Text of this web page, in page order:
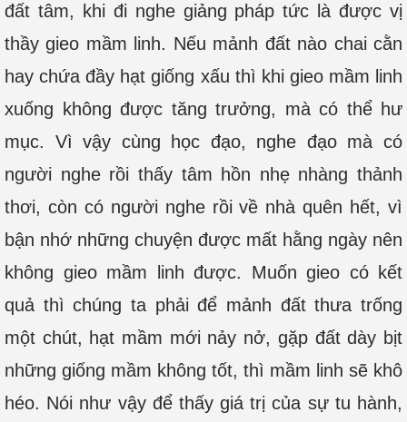
đất tâm, khi đi nghe giảng pháp tức là được vị
thầy gieo mầm linh. Nếu mảnh đất nào chai cằn
hay chứa đầy hạt giống xấu thì khi gieo mầm linh
xuống không được tăng trưởng, mà có thể hư
mục. Vì vậy cùng học đạo, nghe đạo mà có
người nghe rồi thấy tâm hồn nhẹ nhàng thảnh
thơi, còn có người nghe rồi về nhà quên hết, vì
bận nhớ những chuyện được mất hằng ngày nên
không gieo mầm linh được. Muốn gieo có kết
quả thì chúng ta phải để mảnh đất thưa trống
một chút, hạt mầm mới nảy nở, gặp đất dày bịt
những giống mầm không tốt, thì mầm linh sẽ khô
héo. Nói như vậy để thấy giá trị của sự tu hành,